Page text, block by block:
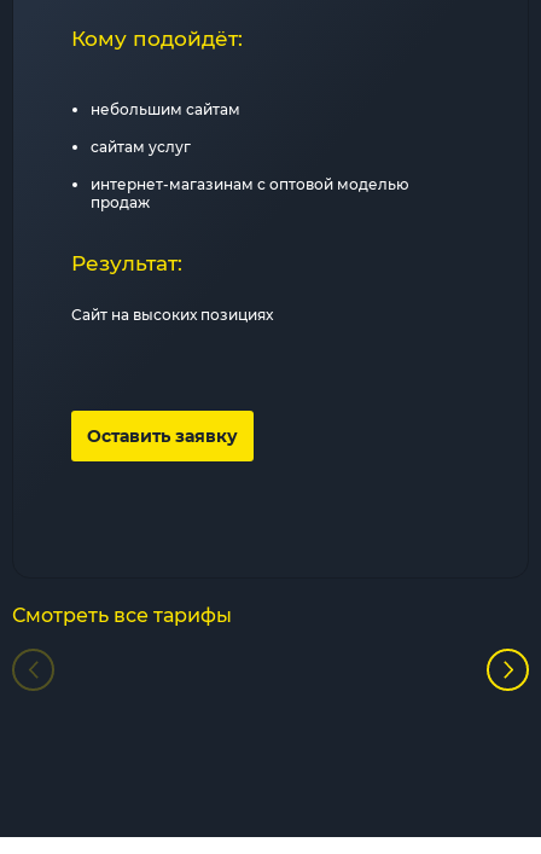
Кому подойдёт:
небольшим сайтам
сайтам услуг
интернет-магазинам с оптовой моделью
продаж
Результат:
Сайт на высоких позициях
Оставить заявку
Смотреть все тарифы